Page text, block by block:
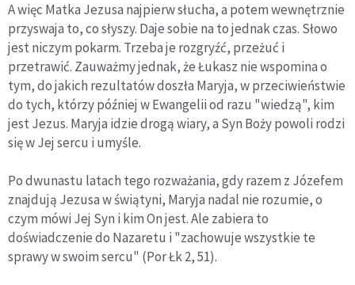
A więc Matka Jezusa najpierw słucha, a potem wewnętrznie
przyswaja to, co słyszy. Daje sobie na to jednak czas. Słowo
jest niczym pokarm. Trzeba je rozgryźć, przeżuć i
przetrawić. Zauważmy jednak, że Łukasz nie wspomina o
tym, do jakich rezultatów doszła Maryja, w przeciwieństwie
do tych, którzy później w Ewangelii od razu "wiedzą", kim
jest Jezus. Maryja idzie drogą wiary, a Syn Boży powoli rodzi
się w Jej sercu i umyśle.
Po dwunastu latach tego rozważania, gdy razem z Józefem
znajdują Jezusa w świątyni, Maryja nadal nie rozumie, o
czym mówi Jej Syn i kim On jest. Ale zabiera to
doświadczenie do Nazaretu i "zachowuje wszystkie te
sprawy w swoim sercu" (Por Łk 2, 51).